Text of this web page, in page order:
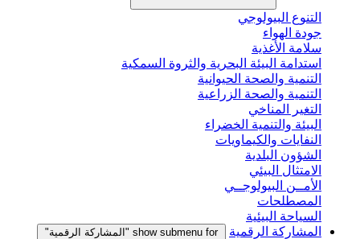
التنوع البيولوجي
جودة الهواء
سلامة الأغذية
استدامة البيئة البحرية والثروة السمكية
التنمية والصحة الحيوانية
التنمية والصحة الزراعية
التغير المناخي
البيئة والتنمية الخضراء
النفايات والكيماويات
الشؤون البلدية
الامتثال البيئي
الأمــن البيولوجــي
المصطلحات
السياحة البيئية
المشاركة الرقمية
show submenu for "المشاركة الرقمية"